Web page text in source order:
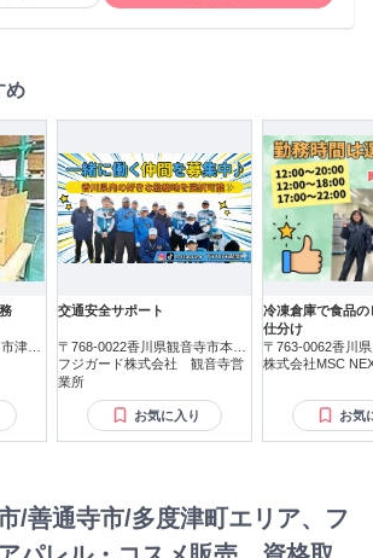
す。 もし経験に自信のない方も、ご相談く
め
津田
交通安全サポート
〒768-0022香川県観音寺市本大
町
フジガード株式会社 観音寺営
業所
お気に入り
冷凍倉庫で食品
仕分け
〒763-0062香川
株式会社MSC
お気
/善通寺市/多度津町エリア、フ